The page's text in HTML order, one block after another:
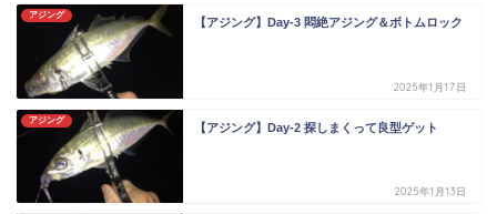
アジング
【アジング】Day-3 悶絶アジング＆ボトムロック
2025年1月17日
アジング
【アジング】Day-2 探しまくって良型ゲット
2025年1月13日